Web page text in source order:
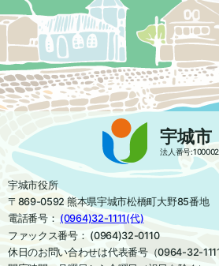
宇城市
法人番号
宇城市役所
〒869-0592 熊本県宇城市松橋町大野85番地
電話番号： (0964)32-1111(代)
ファックス番号： (0964)32-0110
休日のお問い合わせは代表番号（0964-32-